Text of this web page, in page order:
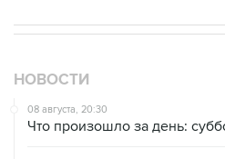
НОВОСТИ
08 августа, 20:30
Что произошло за день: